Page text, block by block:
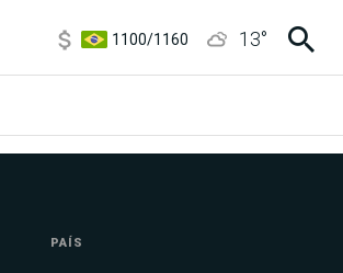
3,8/4
13°
PAÍS